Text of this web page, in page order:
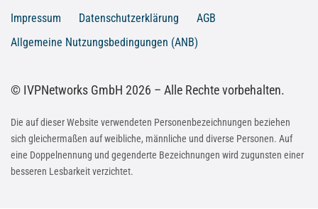
Impressum Datenschutzerklärung
AGB
Allgemeine Nutzungsbedingungen (ANB)
© IVPNetworks GmbH 2026 – Alle Rechte vorbehalten.
Die auf dieser Website verwendeten Personenbezeichnungen beziehen
sich gleichermaßen auf weibliche, männliche und diverse Personen. Auf
eine Doppelnennung und gegenderte Bezeichnungen wird zugunsten einer
besseren Lesbarkeit verzichtet.